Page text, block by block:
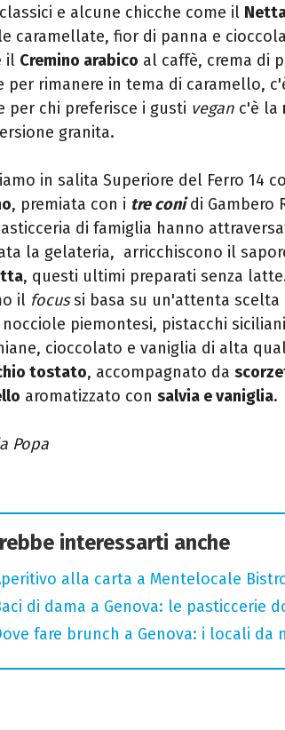
e alcune chicche come il
caramellate, fior di panna e
il Cremino arabico al caffè, crema di
per rimanere in tema di caramello,
per chi preferisce i gusti vegan c'è la
granita.
in salita Superiore del Ferro 14
, premiata con i tre conidi Gambero
di famiglia hanno
la gelateria, arricchiscono il
, questi ultimi preparati senza
il focussi basa su un'attenta scelta
piemontesi, pistacchi
cioccolato e vaniglia di alta
tostato, accompagnato da
aromatizzato con salvia e vaniglia.
Popa
interessarti anche
alla carta a Mentelocale
di dama a Genova: le pasticcerie
fare brunch a Genova: i locali